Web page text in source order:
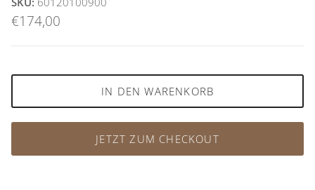
€174,00
IN DEN WARENKORB
JETZT ZUM CHECKOUT